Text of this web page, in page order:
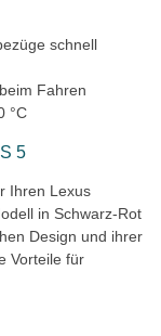
schnell
Fahren
°C
5
Ihren Lexus
in Schwarz-Rot
Design und ihrer
Vorteile für